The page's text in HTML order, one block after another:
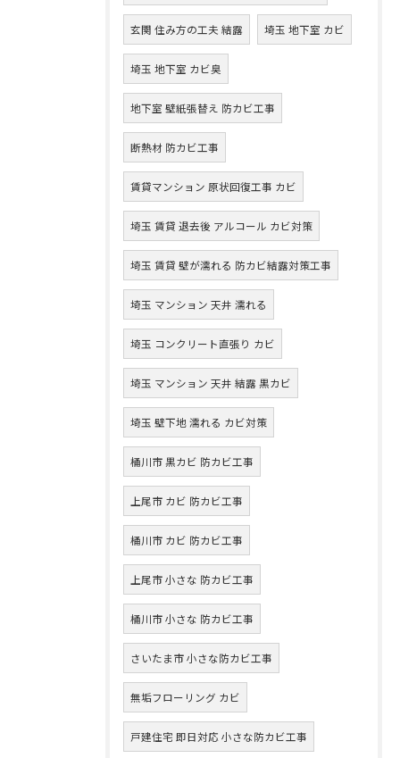
玄関 住み方の工夫 結露 埼玉 地下室 カビ
埼玉 地下室 カビ臭
地下室 壁紙張替え 防カビ工事
断熱材 防カビ工事
賃貸マンション 原状回復工事 カビ
埼玉 賃貸 退去後 アルコール カビ対策
埼玉 賃貸 壁が濡れる 防カビ結露対策工事
埼玉 マンション 天井 濡れる
埼玉 コンクリート直張り カビ
埼玉 マンション 天井 結露 黒カビ
埼玉 壁下地 濡れる カビ対策
桶川市 黒カビ 防カビ工事
上尾市 カビ 防カビ工事
桶川市 カビ 防カビ工事
上尾市 小さな 防カビ工事
桶川市 小さな 防カビ工事
さいたま市 小さな防カビ工事
無垢フローリング カビ
戸建住宅 即日対応 小さな防カビ工事